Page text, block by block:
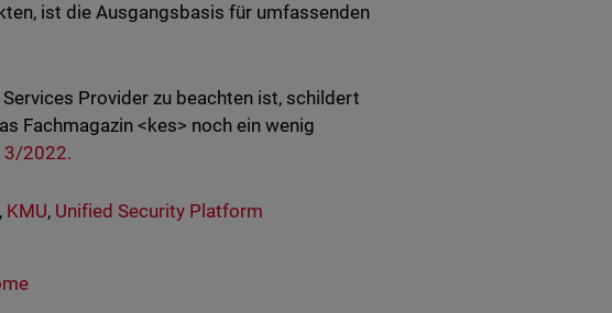
ist die Ausgangsbasis für umfassenden
Provider zu beachten ist, schildert
Fachmagazin <kes> noch ein wenig
3/2022.
, KMU, Unified Security Platform